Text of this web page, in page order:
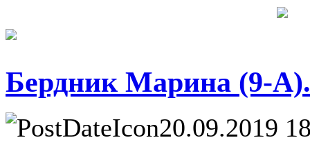
Бердник Марина (9-А).
20.09.2019